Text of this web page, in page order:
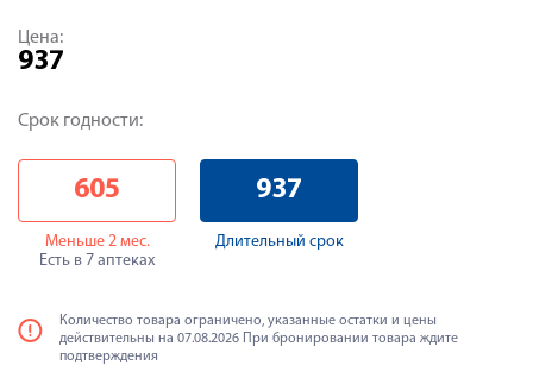
Цена:
937
Срок годности:
605
Меньше 2 мес.
Есть в 7 аптеках
937
Длительный срок
Количество товара ограничено, указанные остатки и цены
действительны на 07.08.2026 При бронировании товара ждите
подтверждения